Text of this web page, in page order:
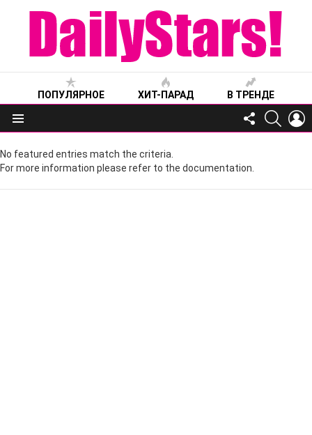
ПОПУЛЯРНОЕ ХИТ-ПАРАД В ТРЕНДЕ
Меню
FOLLOW
US
No featured entries match the criteria.
For more information please refer to the documentation.